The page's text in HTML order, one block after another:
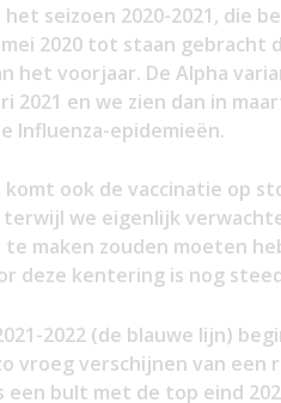
het seizoen 2020-2021,
2020 tot staan
het voorjaar. De Alpha
2021 en we zien dan in
Influenza-epidemieën.
komt ook de vaccinatie op
we eigenlijk
maken zouden moeten
deze kentering is nog
2022 (de blauwe lijn)
vroeg verschijnen van een
een bult met de top eind